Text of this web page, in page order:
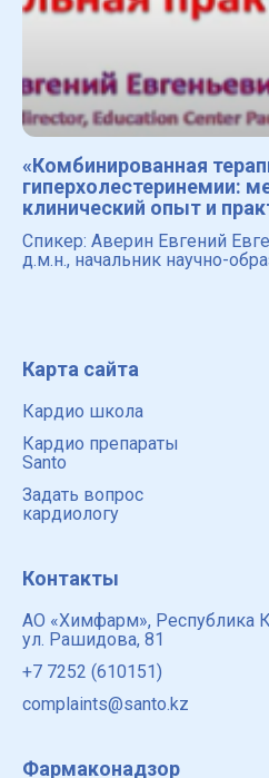
«Комбинированная
гиперхолестеринемии:
клинический опыт и
Спикер: Аверин Евгений
д.м.н., начальник научно-
Карта сайта
Кардио школа
Кардио препараты
Santo
Задать вопрос
кардиологу
Контакты
АО «Химфарм», Республика
ул. Рашидова, 81
+7 7252 (610151)
complaints@santo.kz
Фармаконадзор